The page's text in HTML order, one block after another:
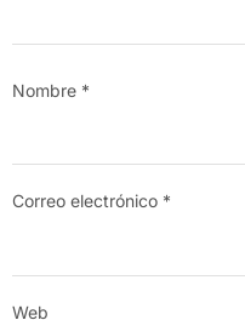
Nombre *
Correo electrónico *
Web